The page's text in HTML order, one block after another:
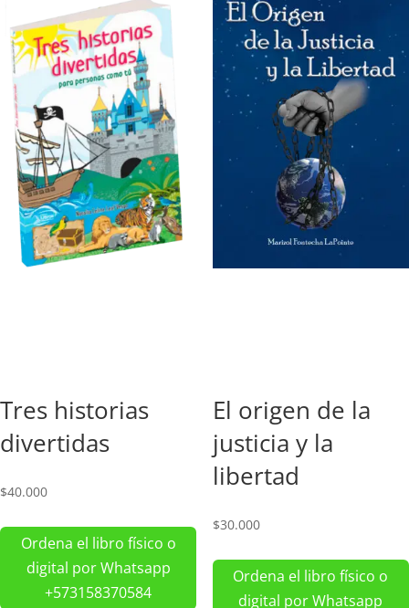
Tres historias
divertidas
$40.000
Ordena el libro físico o
digital por Whatsapp
+573158370584
El origen de la
justicia y la
libertad
$30.000
Ordena el libro físico o
digital por Whatsapp